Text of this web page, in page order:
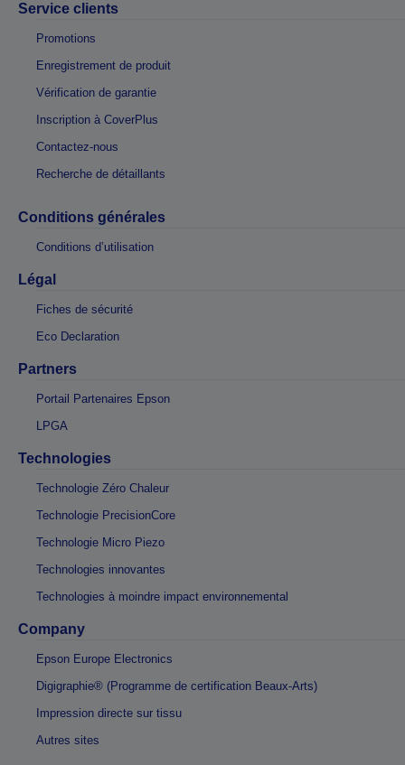
Service clients
Promotions
Enregistrement de produit
Vérification de garantie
Inscription à CoverPlus
Contactez-nous
Recherche de détaillants
Conditions générales
Conditions d’utilisation
Légal
Fiches de sécurité
Eco Declaration
Partners
Portail Partenaires Epson
LPGA
Technologies
Technologie Zéro Chaleur
Technologie PrecisionCore
Technologie Micro Piezo
Technologies innovantes
Technologies à moindre impact environnemental
Company
Epson Europe Electronics
Digigraphie® (Programme de certification Beaux-Arts)
Impression directe sur tissu
Autres sites